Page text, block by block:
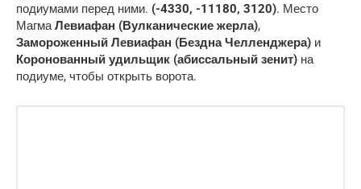
подиумами перед ними. (-4330, -11180, 3120). Место
МагмаЛевиафан (Вулканические жерла),
Замороженный Левиафан (Бездна Челленджера) и
Коронованный удильщик (абиссальный зенит) на
подиуме, чтобы открыть ворота.